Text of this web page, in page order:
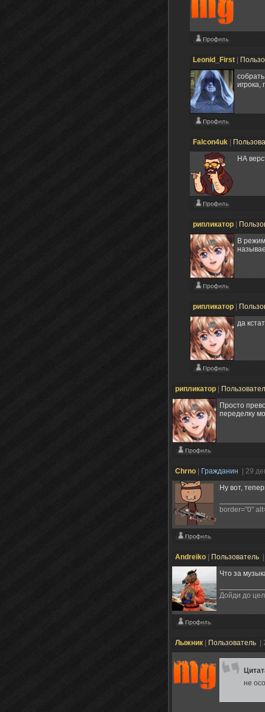
Leonid_First |
игрока,
Falcon4uk |
НА
рипликатор |
В
рипликатор |
да
рипликатор |
Просто
переделку
Chrno | Гражданин | 29
Ну вот,
border="0"
Andreiko | Пользователь
Что за
Дойди до
Лыжник | Пользователь |
не